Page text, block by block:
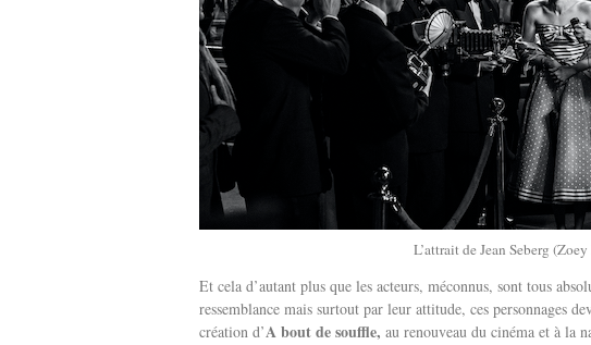
L’attrait de Jean Seberg
Et cela d’autant plus que les acteurs, méconnus, sont tous
ressemblance mais surtout par leur attitude, ces personnages
création d’A bout de souffle, au renouveau du cinéma et à la